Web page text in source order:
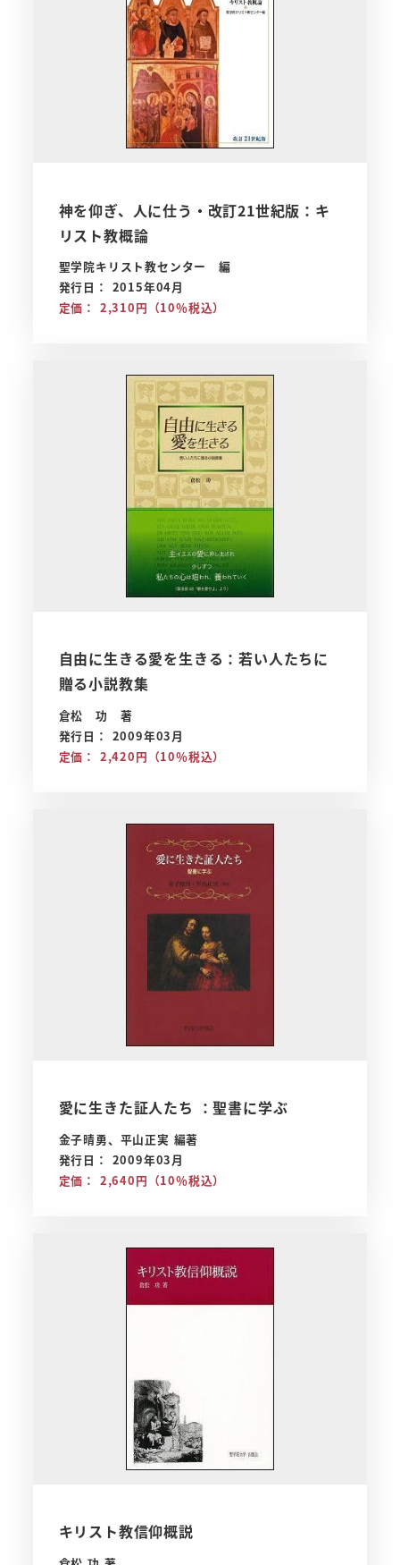
神を仰ぎ、人に仕う・改訂21世紀版：キ
リスト教概論
聖学院キリスト教センター 編
発行日： 2015年04月
定価： 2,310円（10％税込）
自由に生きる愛を生きる：若い人たちに
贈る小説教集
倉松 功 著
発行日： 2009年03月
定価： 2,420円（10％税込）
愛に生きた証人たち ：聖書に学ぶ
金子晴勇、平山正実 編著
発行日： 2009年03月
定価： 2,640円（10％税込）
キリスト教信仰概説